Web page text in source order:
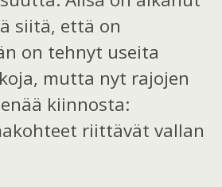
siitä, että on
on tehnyt useita
mutta nyt rajojen
kiinnosta:
riittävät vallan